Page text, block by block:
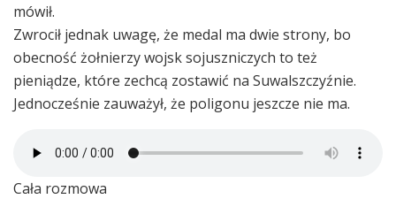
mówił.
Zwrocił jednak uwagę, że medal ma dwie strony, bo
obecność żołnierzy wojsk sojuszniczych to też
pieniądze, które zechcą zostawić na Suwalszczyźnie.
Jednocześnie zauważył, że poligonu jeszcze nie ma.
Cała rozmowa